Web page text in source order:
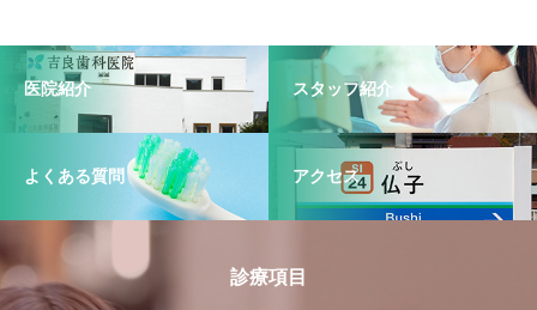
医院紹介 スタッフ紹介
よくある質問 アクセス
診療項目